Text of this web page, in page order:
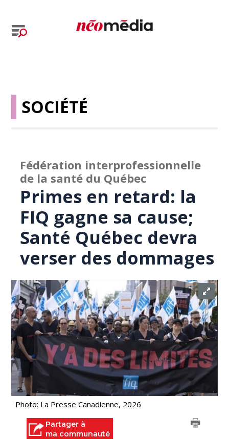
SOCIÉTÉ
Fédération interprofessionnelle
de la santé du Québec
Primes en retard: la
FIQ gagne sa cause;
Santé Québec devra
verser des dommages
Photo: La Presse Canadienne, 2026
Partager à
ma communauté